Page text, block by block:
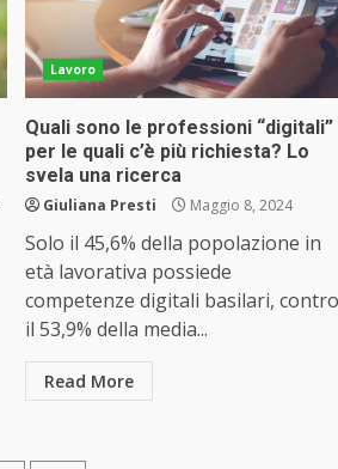
Lavoro
Quali sono le professioni “digitali”
per le quali c’è più richiesta? Lo
svela una ricerca
Giuliana Presti Maggio 8, 2024
Solo il 45,6% della popolazione in
età lavorativa possiede
competenze digitali basilari, contro
il 53,9% della media...
Read More